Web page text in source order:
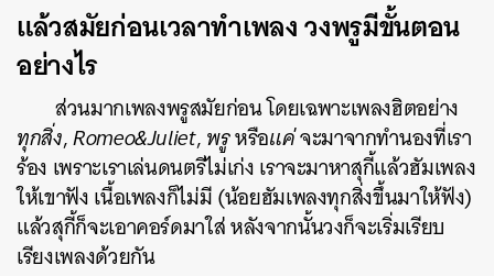
แล้วสมัยก่อนเวลาทำเพลง วงพรูมีขั้นตอน
อย่างไร
ส่วนมากเพลงพรูสมัยก่อน โดยเฉพาะเพลงฮิตอย่าง
ทุกสิ่ง,Romeo&Juliet,พรูหรือแค่จะมาจากทำนองที่เรา
ร้อง เพราะเราเล่นดนตรีไม่เก่ง เราจะมาหาสุกี้แล้วฮัมเพลง
ให้เขาฟัง เนื้อเพลงก็ไม่มี (น้อยฮัมเพลงทุกสิ่งขึ้นมาให้ฟัง)
แล้วสุกี้ก็จะเอาคอร์ดมาใส่ หลังจากนั้นวงก็จะเริ่มเรียบ
เรียงเพลงด้วยกัน